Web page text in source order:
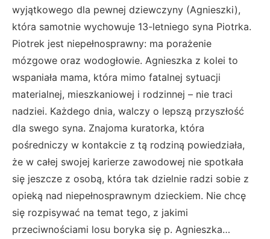
wyjątkowego dla pewnej dziewczyny (Agnieszki),
która samotnie wychowuje 13-letniego syna Piotrka.
Piotrek jest niepełnosprawny: ma porażenie
mózgowe oraz wodogłowie. Agnieszka z kolei to
wspaniała mama, która mimo fatalnej sytuacji
materialnej, mieszkaniowej i rodzinnej – nie traci
nadziei. Każdego dnia, walczy o lepszą przyszłość
dla swego syna. Znajoma kuratorka, która
pośredniczy w kontakcie z tą rodziną powiedziała,
że w całej swojej karierze zawodowej nie spotkała
się jeszcze z osobą, która tak dzielnie radzi sobie z
opieką nad niepełnosprawnym dzieckiem. Nie chcę
się rozpisywać na temat tego, z jakimi
przeciwnościami losu boryka się p. Agnieszka…